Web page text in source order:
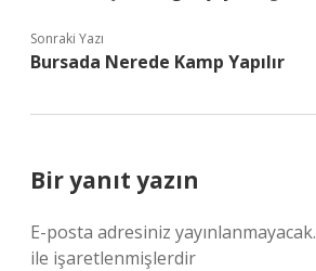
Sonraki Yazı
Bursada Nerede Kamp Yapılır
Bir yanıt yazın
E-posta adresiniz yayınlanmayacak.
ile işaretlenmişlerdir